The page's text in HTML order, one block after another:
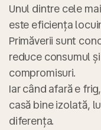
Unul dintre cele
esteeficiența
Primăverii sunt
reduce consumul
compromisuri.
Iar când afară e
casă bine izolată,
diferența.